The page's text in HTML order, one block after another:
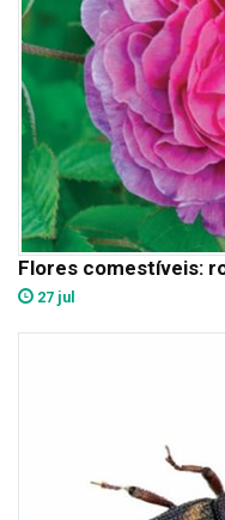
Flores comestíveis:
27 jul